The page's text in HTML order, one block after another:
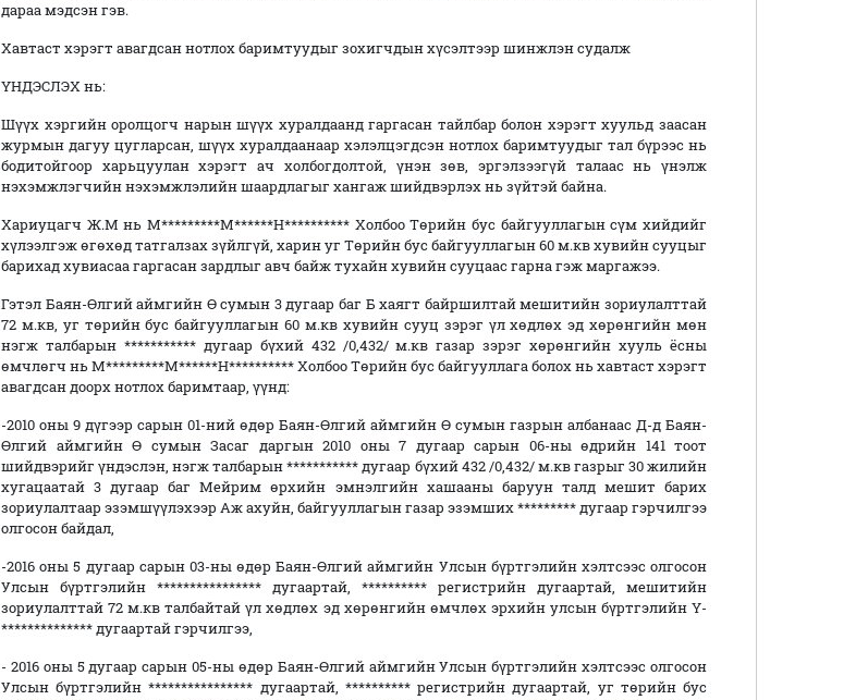
дараа мэдсэн гэв.
Хавтаст хэрэгт авагдсан нотлох баримтуудыг зохигчдын хүсэлтээр шинжлэн судалж
ҮНДЭСЛЭХ нь:
Шүүх хэргийн оролцогч нарын шүүх хуралдаанд гаргасан тайлбар болон хэрэгт хуульд заасан
журмын дагуу цугларсан, шүүх хуралдаанаар хэлэлцэгдсэн нотлох баримтуудыг тал бүрээс нь
бодитойгоор харьцуулан хэрэгт ач холбогдолтой, үнэн зөв, эргэлзээгүй талаас нь үнэлж
нэхэмжлэгчийн нэхэмжлэлийн шаардлагыг хангаж шийдвэрлэх нь зүйтэй байна.
Хариуцагч Ж.М нь М*********М******Н********** Холбоо Төрийн бус байгууллагын сүм хийдийг
хүлээлгэж өгөхөд татгалзах зүйлгүй, харин уг Төрийн бус байгууллагын 60 м.кв хувийн сууцыг
барихад хувиасаа гаргасан зардлыг авч байж тухайн хувийн сууцаас гарна гэж маргажээ.
Гэтэл Баян-Өлгий аймгийн Ө сумын 3 дугаар баг Б хаягт байршилтай мешитийн зориулалттай
72 м.кв, уг төрийн бус байгууллагын 60 м.кв хувийн сууц зэрэг үл хөдлөх эд хөрөнгийн мөн
нэгж талбарын *********** дугаар бүхий 432 /0,432/ м.кв газар зэрэг хөрөнгийн хууль ёсны
өмчлөгч нь М*********М******Н********** Холбоо Төрийн бус байгууллага болох нь хавтаст хэрэгт
авагдсан доорх нотлох баримтаар, үүнд:
-2010 оны 9 дүгээр сарын 01-ний өдөр Баян-Өлгий аймгийн Ө сумын газрын албанаас Д-д Баян-
Өлгий аймгийн Ө сумын Засаг даргын 2010 оны 7 дугаар сарын 06-ны өдрийн 141 тоот
шийдвэрийг үндэслэн, нэгж талбарын *********** дугаар бүхий 432 /0,432/ м.кв газрыг 30 жилийн
хугацаатай 3 дугаар баг Мейрим өрхийн эмнэлгийн хашааны баруун талд мешит барих
зориулалтаар эзэмшүүлэхээр Аж ахуйн, байгууллагын газар эзэмших ********* дугаар гэрчилгээ
олгосон байдал,
-2016 оны 5 дугаар сарын 03-ны өдөр Баян-Өлгий аймгийн Улсын бүртгэлийн хэлтсээс олгосон
Улсын бүртгэлийн **************** дугаартай, ********** регистрийн дугаартай, мешитийн
зориулалттай 72 м.кв талбайтай үл хөдлөх эд хөрөнгийн өмчлөх эрхийн улсын бүртгэлийн Y-
************** дугаартай гэрчилгээ,
- 2016 оны 5 дугаар сарын 05-ны өдөр Баян-Өлгий аймгийн Улсын бүртгэлийн хэлтсээс олгосон
Улсын бүртгэлийн **************** дугаартай, ********** регистрийн дугаартай, уг төрийн бус